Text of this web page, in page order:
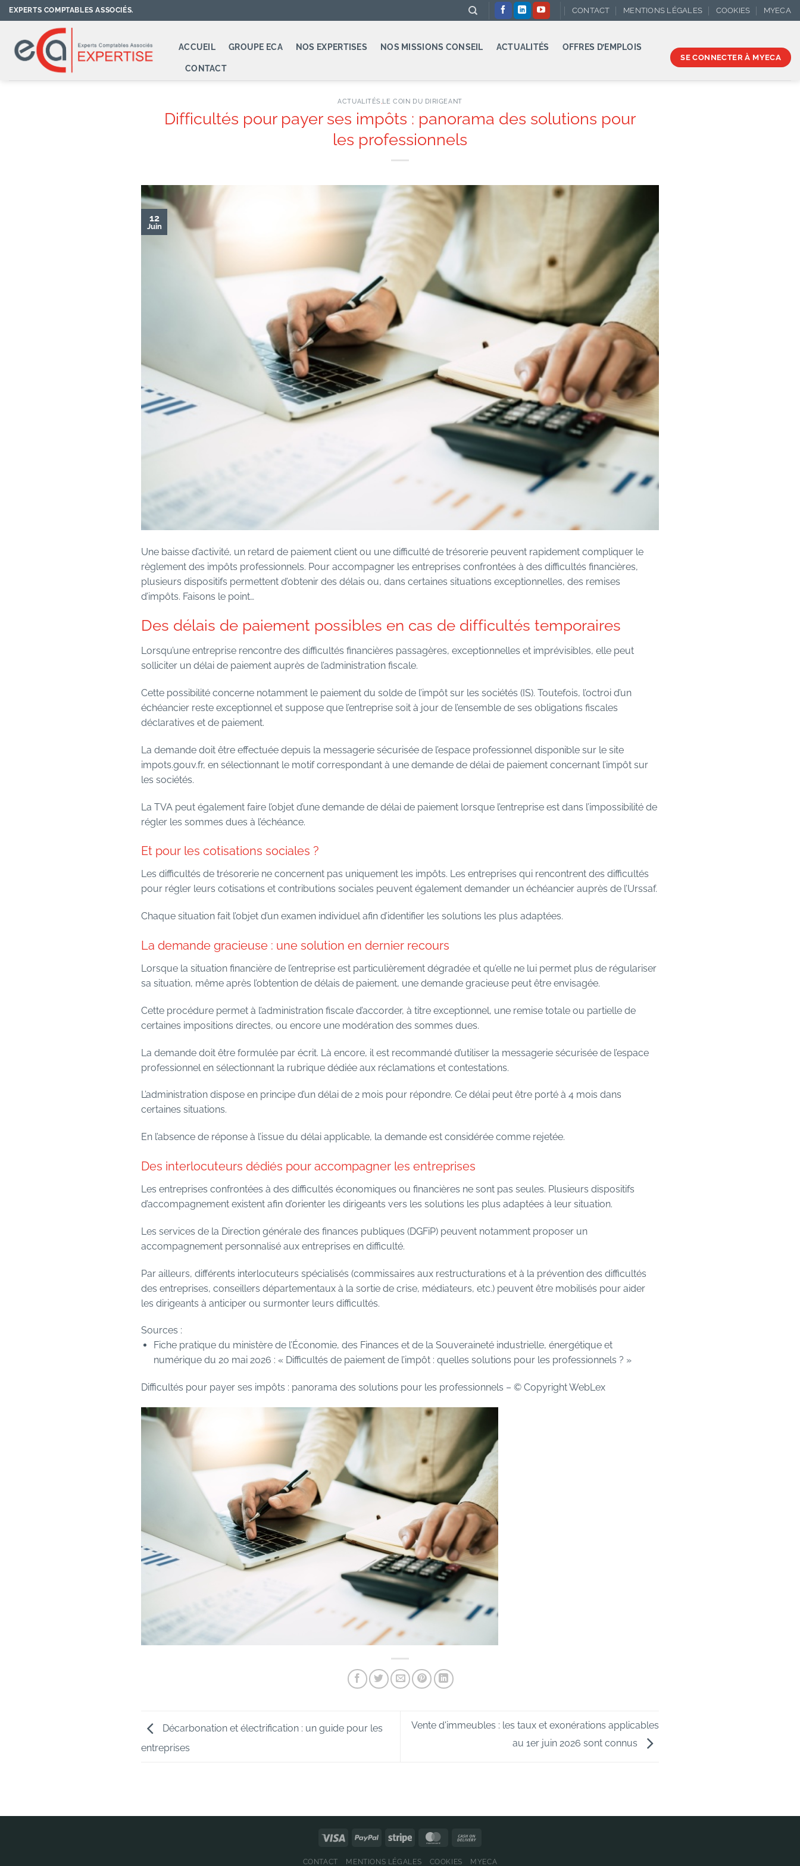
Passer
au
contenu
EXPERTS COMPTABLES ASSOCIÉS. CONTACT MENTIONS LÉGALES COOKIES MYECA
ACCUEIL GROUPE ECA NOS EXPERTISES NOS MISSIONS CONSEIL ACTUALITÉS OFFRES D’EMPLOIS
CONTACT
SE CONNECTER À MYECA
ACTUALITÉS,LE COIN DU DIRIGEANT
Difficultés pour payer ses impôts : panorama des solutions pour
les professionnels
12
Juin
Une baisse d’activité, un retard de paiement client ou une difficulté de trésorerie peuvent rapidement compliquer le
règlement des impôts professionnels. Pour accompagner les entreprises confrontées à des difficultés financières,
plusieurs dispositifs permettent d’obtenir des délais ou, dans certaines situations exceptionnelles, des remises
d’impôts. Faisons le point…
Des délais de paiement possibles en cas de difficultés temporaires
Lorsqu’une entreprise rencontre des difficultés financières passagères, exceptionnelles et imprévisibles, elle peut
solliciter un délai de paiement auprès de l’administration fiscale.
Cette possibilité concerne notamment le paiement du solde de l’impôt sur les sociétés (IS). Toutefois, l’octroi d’un
échéancier reste exceptionnel et suppose que l’entreprise soit à jour de l’ensemble de ses obligations fiscales
déclaratives et de paiement.
La demande doit être effectuée depuis la messagerie sécurisée de l’espace professionnel disponible sur le site
impots.gouv.fr, en sélectionnant le motif correspondant à une demande de délai de paiement concernant l’impôt sur
les sociétés.
La TVA peut également faire l’objet d’une demande de délai de paiement lorsque l’entreprise est dans l’impossibilité de
régler les sommes dues à l’échéance.
Et pour les cotisations sociales ?
Les difficultés de trésorerie ne concernent pas uniquement les impôts. Les entreprises qui rencontrent des difficultés
pour régler leurs cotisations et contributions sociales peuvent également demander un échéancier auprès de l’Urssaf.
Chaque situation fait l’objet d’un examen individuel afin d’identifier les solutions les plus adaptées.
La demande gracieuse : une solution en dernier recours
Lorsque la situation financière de l’entreprise est particulièrement dégradée et qu’elle ne lui permet plus de régulariser
sa situation, même après l’obtention de délais de paiement, une demande gracieuse peut être envisagée.
Cette procédure permet à l’administration fiscale d’accorder, à titre exceptionnel, une remise totale ou partielle de
certaines impositions directes, ou encore une modération des sommes dues.
La demande doit être formulée par écrit. Là encore, il est recommandé d’utiliser la messagerie sécurisée de l’espace
professionnel en sélectionnant la rubrique dédiée aux réclamations et contestations.
L’administration dispose en principe d’un délai de 2 mois pour répondre. Ce délai peut être porté à 4 mois dans
certaines situations.
En l’absence de réponse à l’issue du délai applicable, la demande est considérée comme rejetée.
Des interlocuteurs dédiés pour accompagner les entreprises
Les entreprises confrontées à des difficultés économiques ou financières ne sont pas seules. Plusieurs dispositifs
d’accompagnement existent afin d’orienter les dirigeants vers les solutions les plus adaptées à leur situation.
Les services de la Direction générale des finances publiques (DGFiP) peuvent notamment proposer un
accompagnement personnalisé aux entreprises en difficulté.
Par ailleurs, différents interlocuteurs spécialisés (commissaires aux restructurations et à la prévention des difficultés
des entreprises, conseillers départementaux à la sortie de crise, médiateurs, etc.) peuvent être mobilisés pour aider
les dirigeants à anticiper ou surmonter leurs difficultés.
Sources :
Fiche pratique du ministère de l’Économie, des Finances et de la Souveraineté industrielle, énergétique et
numérique du 20 mai 2026 : « Difficultés de paiement de l’impôt : quelles solutions pour les professionnels ? »
Difficultés pour payer ses impôts : panorama des solutions pour les professionnels – © Copyright WebLex
Décarbonation et électrification : un guide pour les
entreprises
Vente d'immeubles : les taux et exonérations applicables
au 1er juin 2026 sont connus
CONTACT MENTIONS LÉGALES COOKIES MYECA